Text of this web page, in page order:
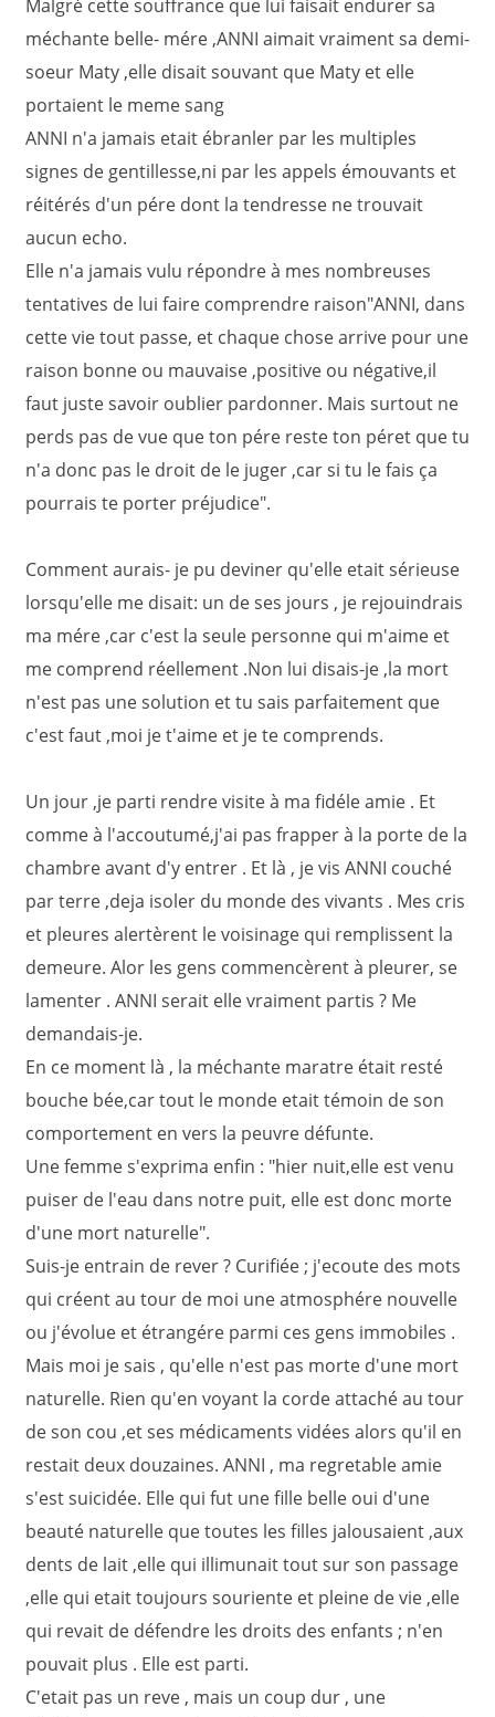
Malgré cette souffrance que lui faisait endurer sa
méchante belle- mére ,ANNI aimait vraiment sa demi-
soeur Maty ,elle disait souvant que Maty et elle
portaient le meme sang
ANNI n'a jamais etait ébranler par les multiples
signes de gentillesse,ni par les appels émouvants et
réitérés d'un pére dont la tendresse ne trouvait
aucun echo.
Elle n'a jamais vulu répondre à mes nombreuses
tentatives de lui faire comprendre raison"ANNI, dans
cette vie tout passe, et chaque chose arrive pour une
raison bonne ou mauvaise ,positive ou négative,il
faut juste savoir oublier pardonner. Mais surtout ne
perds pas de vue que ton pére reste ton péret que tu
n'a donc pas le droit de le juger ,car si tu le fais ça
pourrais te porter préjudice".
Comment aurais- je pu deviner qu'elle etait sérieuse
lorsqu'elle me disait: un de ses jours , je rejouindrais
ma mére ,car c'est la seule personne qui m'aime et
me comprend réellement .Non lui disais-je ,la mort
n'est pas une solution et tu sais parfaitement que
c'est faut ,moi je t'aime et je te comprends.
Un jour ,je parti rendre visite à ma fidéle amie . Et
comme à l'accoutumé,j'ai pas frapper à la porte de la
chambre avant d'y entrer . Et là , je vis ANNI couché
par terre ,deja isoler du monde des vivants . Mes cris
et pleures alertèrent le voisinage qui remplissent la
demeure. Alor les gens commencèrent à pleurer, se
lamenter . ANNI serait elle vraiment partis ? Me
demandais-je.
En ce moment là , la méchante maratre était resté
bouche bée,car tout le monde etait témoin de son
comportement en vers la peuvre défunte.
Une femme s'exprima enfin : "hier nuit,elle est venu
puiser de l'eau dans notre puit, elle est donc morte
d'une mort naturelle".
Suis-je entrain de rever ? Curifiée ; j'ecoute des mots
qui créent au tour de moi une atmosphére nouvelle
ou j'évolue et étrangére parmi ces gens immobiles .
Mais moi je sais , qu'elle n'est pas morte d'une mort
naturelle. Rien qu'en voyant la corde attaché au tour
de son cou ,et ses médicaments vidées alors qu'il en
restait deux douzaines. ANNI , ma regretable amie
s'est suicidée. Elle qui fut une fille belle oui d'une
beauté naturelle que toutes les filles jalousaient ,aux
dents de lait ,elle qui illimunait tout sur son passage
,elle qui etait toujours souriente et pleine de vie ,elle
qui revait de défendre les droits des enfants ; n'en
pouvait plus . Elle est parti.
C'etait pas un reve , mais un coup dur , une